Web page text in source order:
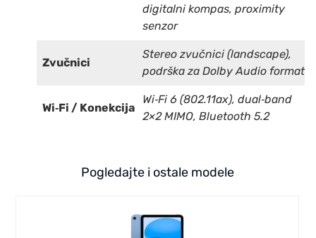
digitalni kompas, proximity
senzor
Zvučnici
Stereo zvučnici (landscape),
podrška za Dolby Audio format
Wi‑Fi / Konekcija
Wi‑Fi 6 (802.11ax), dual‑band
2×2 MIMO, Bluetooth 5.2
Pogledajte i ostale modele